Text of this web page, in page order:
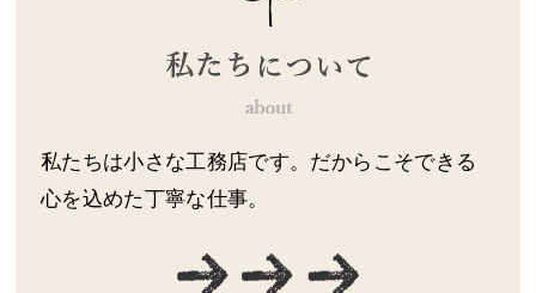
私たちは小さな工務店です。だからこそできる
心を込めた丁寧な仕事。